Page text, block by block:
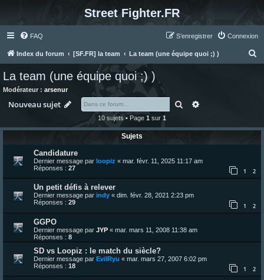
Street Fighter.FR
FAQ Connexion
S’enregistrer
Index du forum [SF.FR] la team La team (une équipe quoi ;) )
r
La team (une équipe quoi ;) )
Modérateur : arsenur
Nouveau sujet Rechercher
10 sujets • Page 1 sur 1
Sujets
Candidature
Dernier message par loopiz « mar. févr. 11, 2025 11:17 am
Réponses : 27 1 2
Un petit défis à relever
Dernier message par indy « dim. févr. 28, 2021 2:23 pm
Réponses : 29 1 2
GGPO
Dernier message par JYP « mar. mars 11, 2008 11:38 am
Réponses : 8
SD vs Loopiz : le match du siècle?
Dernier message par EvilRyu « mar. mars 27, 2007 6:02 pm
Réponses : 18 1 2